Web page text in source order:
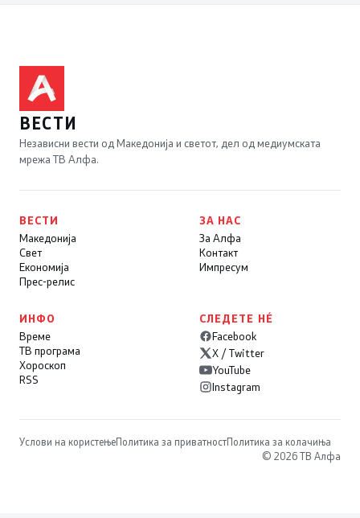
ВЕСТИ
Независни вести од Македонија и светот, дел од медиумската
мрежа ТВ Алфа.
ВЕСТИ
Македонија
Свет
Економија
Прес-релис
ЗА НАС
За Алфа
Контакт
Импресум
ИНФО
Време
ТВ програма
Хороскоп
RSS
СЛЕДЕТЕ НÉ
Facebook
X / Twitter
YouTube
Instagram
Услови на користењеПолитика за приватностПолитика за колачиња
© 2026 ТВ Алфа